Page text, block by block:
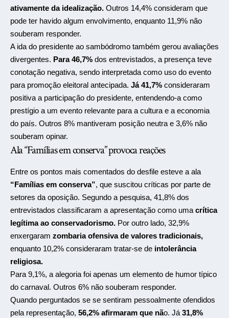
ativamente da idealização. Outros 14,4% consideram que
pode ter havido algum envolvimento, enquanto 11,9% não
souberam responder.
A ida do presidente ao sambódromo também gerou avaliações
divergentes. Para 46,7% dos entrevistados, a presença teve
conotação negativa, sendo interpretada como uso do evento
para promoção eleitoral antecipada. Já 41,7% consideraram
positiva a participação do presidente, entendendo-a como
prestígio a um evento relevante para a cultura e a economia
do país. Outros 8% mantiveram posição neutra e 3,6% não
souberam opinar.
Ala “Famílias em conserva” provoca reações
Entre os pontos mais comentados do desfile esteve a ala
“Famílias em conserva”, que suscitou críticas por parte de
setores da oposição. Segundo a pesquisa, 41,8% dos
entrevistados classificaram a apresentação como uma crítica
legítima ao conservadorismo. Por outro lado, 32,9%
enxergaram zombaria ofensiva de valores tradicionais,
enquanto 10,2% consideraram tratar-se de intolerância
religiosa.
Para 9,1%, a alegoria foi apenas um elemento de humor típico
do carnaval. Outros 6% não souberam responder.
Quando perguntados se se sentiram pessoalmente ofendidos
pela representação, 56,2% afirmaram que não. Já 31,8%